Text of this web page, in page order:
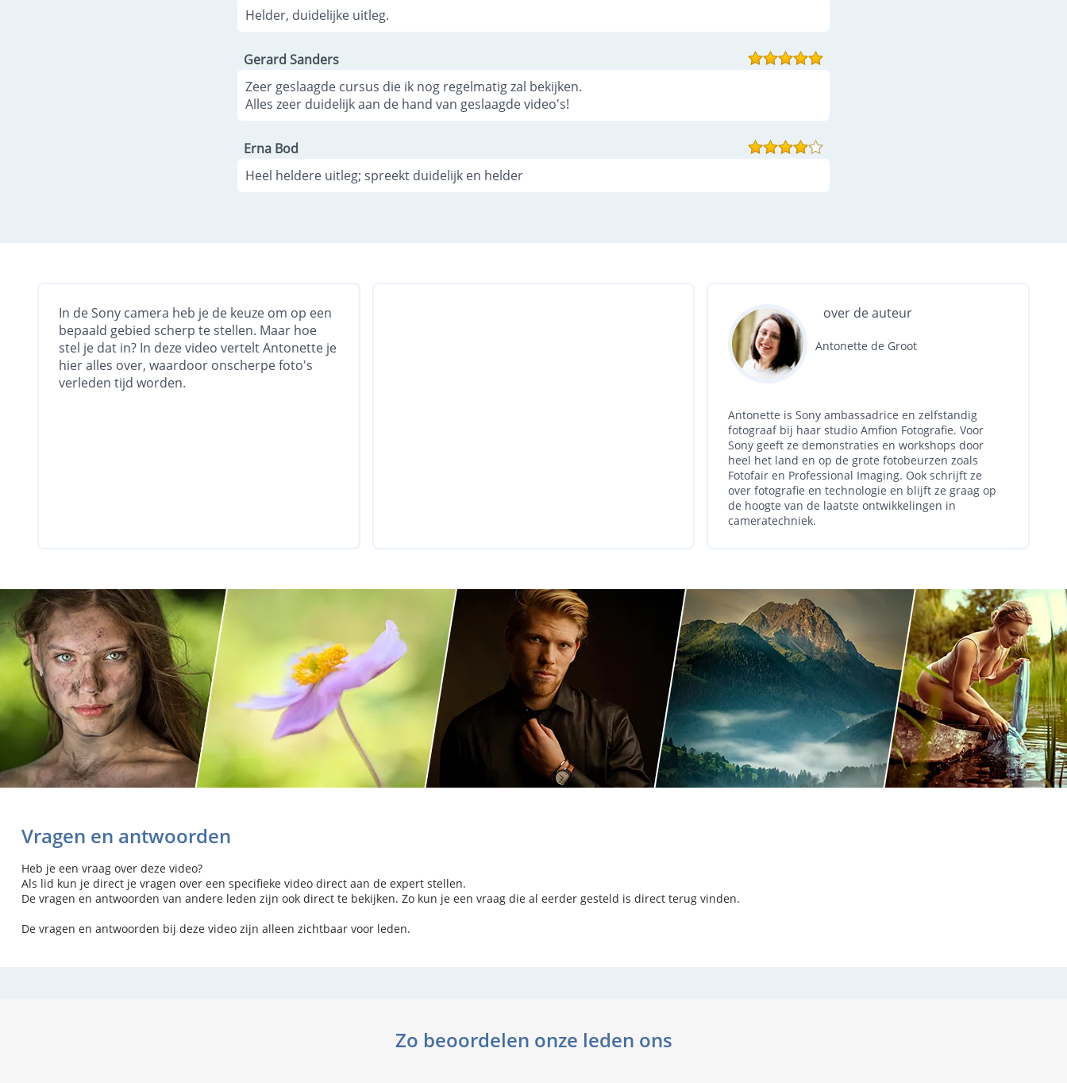
Helder, duidelijke uitleg.
Gerard Sanders
Zeer geslaagde cursus die ik nog regelmatig zal bekijken.
Alles zeer duidelijk aan de hand van geslaagde video's!
Erna Bod
Heel heldere uitleg; spreekt duidelijk en helder
In de Sony camera heb je de keuze om op een
bepaald gebied scherp te stellen. Maar hoe
stel je dat in? In deze video vertelt Antonette je
hier alles over, waardoor onscherpe foto's
verleden tijd worden.
over de auteur
Antonette de Groot
Antonette is Sony ambassadrice en zelfstandig
fotograaf bij haar studio Amfion Fotografie. Voor
Sony geeft ze demonstraties en workshops door
heel het land en op de grote fotobeurzen zoals
Fotofair en Professional Imaging. Ook schrijft ze
over fotografie en technologie en blijft ze graag op
de hoogte van de laatste ontwikkelingen in
cameratechniek.
Vragen en antwoorden
Heb je een vraag over deze video?
Als lid kun je direct je vragen over een specifieke video direct aan de expert stellen.
De vragen en antwoorden van andere leden zijn ook direct te bekijken. Zo kun je een vraag die al eerder gesteld is direct terug vinden.
De vragen en antwoorden bij deze video zijn alleen zichtbaar voor leden.
Zo beoordelen onze leden ons